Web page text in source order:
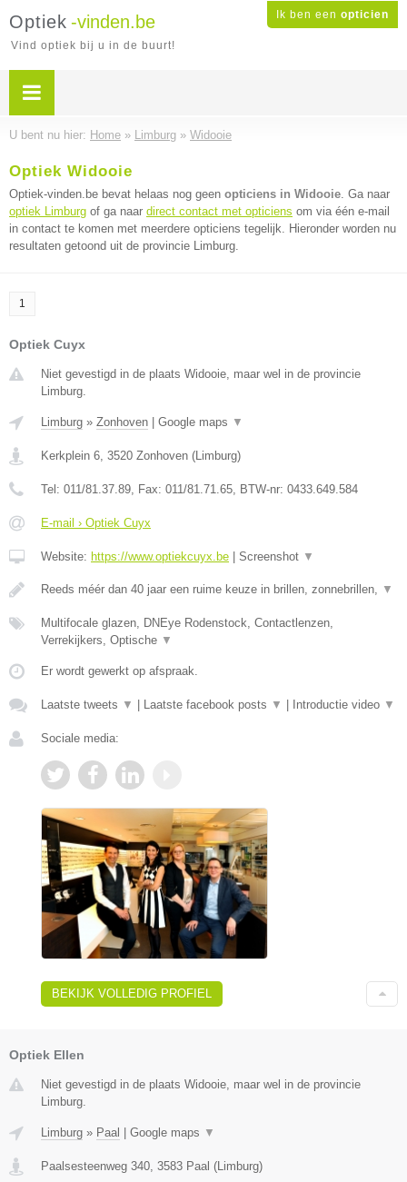
Ik ben een opticien
Optiek -vinden.be
Vind optiek bij u in de buurt!
U bent nu hier: Home » Limburg » Widooie
Optiek Widooie
Optiek-vinden.be bevat helaas nog geen opticiens in Widooie. Ga naar
optiek Limburg of ga naar direct contact met opticiens om via één e-mail
in contact te komen met meerdere opticiens tegelijk. Hieronder worden nu
resultaten getoond uit de provincie Limburg.
1
Optiek Cuyx
Niet gevestigd in de plaats Widooie, maar wel in de provincie
Limburg.
Limburg » Zonhoven Google maps ▼
Kerkplein 6, 3520 Zonhoven (Limburg)
Tel: 011/81.37.89, Fax: 011/81.71.65, BTW-nr: 0433.649.584
E-mail › Optiek Cuyx
Website: https://www.optiekcuyx.be Screenshot ▼
Reeds méér dan 40 jaar een ruime keuze in brillen, zonnebrillen, ▼
Multifocale glazen, DNEye Rodenstock, Contactlenzen,
Verrekijkers, Optische ▼
Er wordt gewerkt op afspraak.
Laatste tweets ▼ Laatste facebook posts ▼ Introductie video ▼
Sociale media:
BEKIJK VOLLEDIG PROFIEL
Optiek Ellen
Niet gevestigd in de plaats Widooie, maar wel in de provincie
Limburg.
Limburg » Paal | Google maps ▼
Paalsesteenweg 340 3583 Paal (Limburg)